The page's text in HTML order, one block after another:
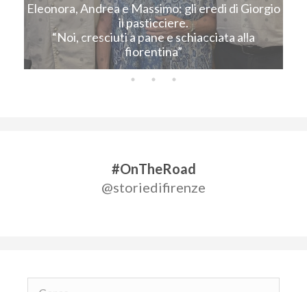
Eleonora, Andrea e Massimo: gli eredi di Giorgio
il pasticciere.
“Noi, cresciuti a pane e schiacciata alla
fiorentina”
#OnTheRoad
@storiedifirenze